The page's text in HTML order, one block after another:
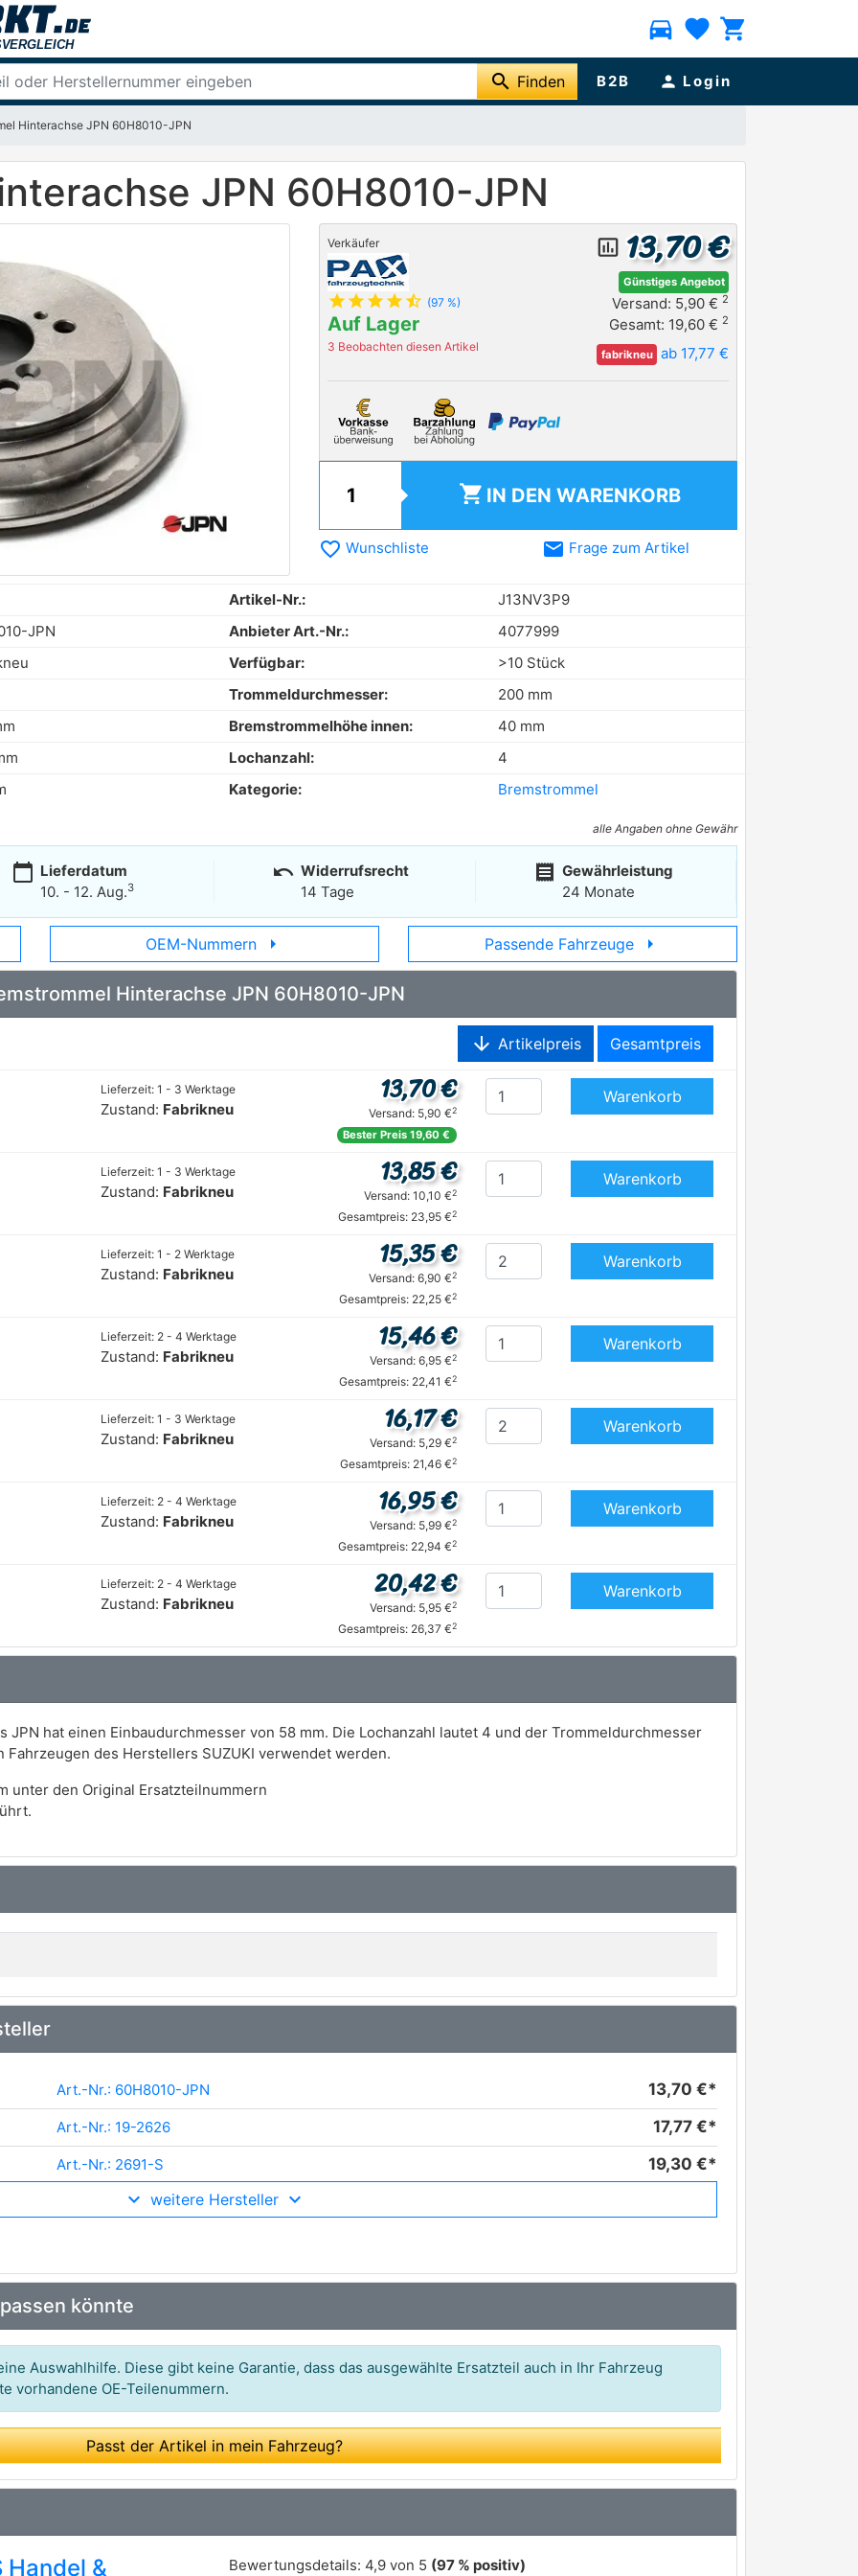
directions_car favorite shopping_cart
search Finden B2B person Login
Hinterachse JPN 60H8010-JPN
JPN 60H8010-JPN
Verkäufer
star star star star star_half (97 %)
Auf Lager
3 Beobachten diesen Artikel
insert_chart_outlined 13,70 €
Günstiges Angebot
Versand: 5,90 € 2
Gesamt: 19,60 € 2
fabrikneu ab 17,77 €
shopping_cart IN DEN WARENKORB
favorite_border Wunschliste email Frage zum Artikel
Artikel-Nr.:
J13NV3P9
JPN Anbieter Art.-Nr.:
4077999
Verfügbar:
>10 Stück
Trommeldurchmesser:
200 mm
Bremstrommelhöhe innen:
40 mm
Lochanzahl:
4
Kategorie: Bremstrommel
alle Angaben ohne Gewähr
calendar_today Lieferdatum
10. - 12. Aug.3
undo Widerrufsrecht
14 Tage
receipt Gewährleistung
24 Monate
OEM-Nummern arrow_right Passende Fahrzeuge arrow_right
Hinterachse JPN 60H8010-JPN
arrow_downward Artikelpreis Gesamtpreis
Lieferzeit: 1 - 3 Werktage
Zustand: Fabrikneu
13,70 €
Versand: 5,90 €2
Bester Preis 19,60 €
Warenkorb
Lieferzeit: 1 - 3 Werktage
Zustand: Fabrikneu
13,85 €
Versand: 10,10 €2
Gesamtpreis: 23,95 €2
Warenkorb
Lieferzeit: 1 - 2 Werktage
Zustand: Fabrikneu
15,35 €
Versand: 6,90 €2
Gesamtpreis: 22,25 €2
Warenkorb
Lieferzeit: 2 - 4 Werktage
Zustand: Fabrikneu
15,46 €
Versand: 6,95 €2
Gesamtpreis: 22,41 €2
Warenkorb
Lieferzeit: 1 - 3 Werktage
Zustand: Fabrikneu
16,17 €
Versand: 5,29 €2
Gesamtpreis: 21,46 €2
Warenkorb
Lieferzeit: 2 - 4 Werktage
Zustand: Fabrikneu
16,95 €
Versand: 5,99 €2
Gesamtpreis: 22,94 €2
Warenkorb
Lieferzeit: 2 - 4 Werktage
Zustand: Fabrikneu
20,42 €
Versand: 5,95 €2
Gesamtpreis: 26,37 €2
Warenkorb
JPN hat einen Einbaudurchmesser von 58 mm. Die Lochanzahl lautet 4 und der Trommeldurchmesser
Fahrzeugen des Herstellers SUZUKI verwendet werden.
unter den Original Ersatzteilnummern
Art.-Nr.: 60H8010-JPN 13,70 €*
Art.-Nr.: 19-2626 17,77 €*
Art.-Nr.: 2691-S 19,30 €*
Art.-Nr.: 0 986 477 141
Art.-Nr.: 14.9388.10 42,16 €*
Art.-Nr.: DB4269
Art.-Nr.: 94026300 64,95 €*
Art.-Nr.: 55284
Art.-Nr.: BT 9388
Art.-Nr.: 123B0028
weitere Hersteller
könnte
Auswahlhilfe. Diese gibt keine Garantie, dass das ausgewählte Ersatzteil auch in Ihr Fahrzeug
vorhandene OE-Teilenummern.
Passt der Artikel in mein Fahrzeug?
Handel &
Bewertungsdetails: 4,9 von 5 (97 % positiv)